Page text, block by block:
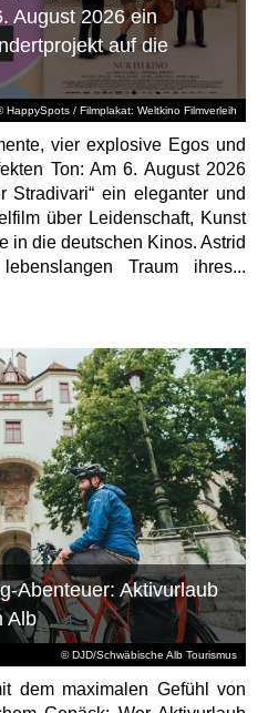
HappySpots / Filmplakat: Weltkino Filmverleih
August 2026 ein
auf die
vier explosive Egos und
Ton: Am 6. August 2026
Stradivari“ ein eleganter und
über Leidenschaft, Kunst
in die deutschen Kinos. Astrid
Traum ihres...
© DJD/Schwäbische Alb Tourismus
Abenteuer: Aktivurlaub
Alb
dem maximalen Gefühl von